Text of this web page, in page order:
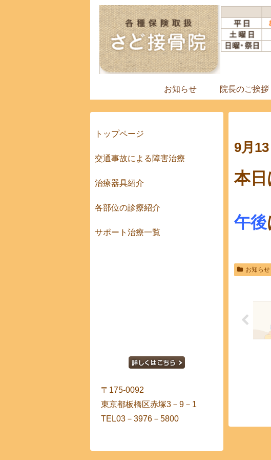
お知らせ 院長のご挨拶
9月
本日
午後
お知らせ
トップページ
交通事故による障害治療
治療器具紹介
各部位の診療紹介
サポート治療一覧
〒175-0092
東京都板橋区赤塚3－9－1
TEL03－3976－5800